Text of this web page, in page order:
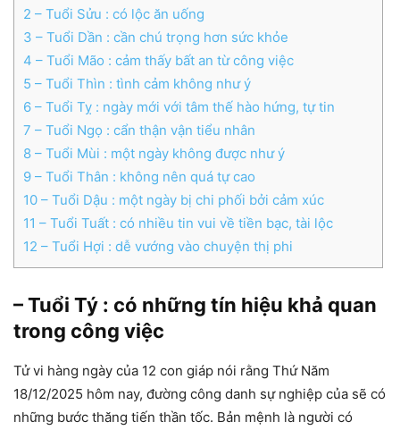
2 – Tuổi Sửu : có lộc ăn uống
3 – Tuổi Dần : cần chú trọng hơn sức khỏe
4 – Tuổi Mão : cảm thấy bất an từ công việc
5 – Tuổi Thìn : tình cảm không như ý
6 – Tuổi Tỵ : ngày mới với tâm thế hào hứng, tự tin
7 – Tuổi Ngọ : cẩn thận vận tiểu nhân
8 – Tuổi Mùi : một ngày không được như ý
9 – Tuổi Thân : không nên quá tự cao
10 – Tuổi Dậu : một ngày bị chi phối bởi cảm xúc
11 – Tuổi Tuất : có nhiều tin vui về tiền bạc, tài lộc
12 – Tuổi Hợi : dễ vướng vào chuyện thị phi
– Tuổi Tý : có những tín hiệu khả quan
trong công việc
Tử vi hàng ngày của 12 con giáp nói rằng Thứ Năm
18/12/2025 hôm nay, đường công danh sự nghiệp của sẽ có
những bước thăng tiến thần tốc. Bản mệnh là người có